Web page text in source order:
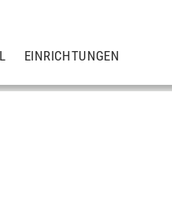
EINRICHTUNGEN